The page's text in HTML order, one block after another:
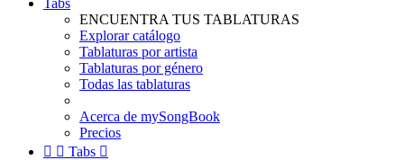
Tabs
ENCUENTRA TUS TABLATURAS
Explorar catálogo
Tablaturas por artista
Tablaturas por género
Todas las tablaturas
Acerca de mySongBook
Precios
  Tabs 